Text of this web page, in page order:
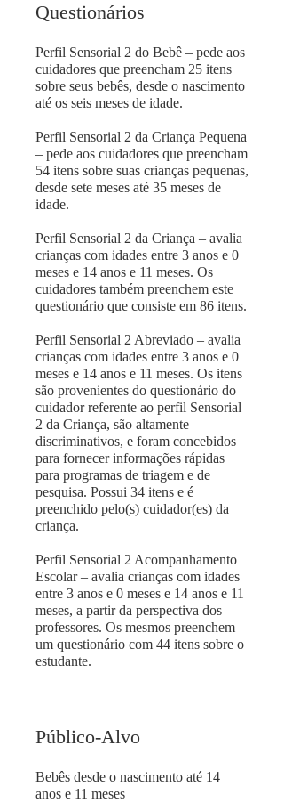
Questionários
Perfil Sensorial 2 do Bebê – pede aos
cuidadores que preencham 25 itens
sobre seus bebês, desde o nascimento
até os seis meses de idade.
Perfil Sensorial 2 da Criança Pequena
– pede aos cuidadores que preencham
54 itens sobre suas crianças pequenas,
desde sete meses até 35 meses de
idade.
Perfil Sensorial 2 da Criança – avalia
crianças com idades entre 3 anos e 0
meses e 14 anos e 11 meses. Os
cuidadores também preenchem este
questionário que consiste em 86 itens.
Perfil Sensorial 2 Abreviado – avalia
crianças com idades entre 3 anos e 0
meses e 14 anos e 11 meses. Os itens
são provenientes do questionário do
cuidador referente ao perfil Sensorial
2 da Criança, são altamente
discriminativos, e foram concebidos
para fornecer informações rápidas
para programas de triagem e de
pesquisa. Possui 34 itens e é
preenchido pelo(s) cuidador(es) da
criança.
Perfil Sensorial 2 Acompanhamento
Escolar – avalia crianças com idades
entre 3 anos e 0 meses e 14 anos e 11
meses, a partir da perspectiva dos
professores. Os mesmos preenchem
um questionário com 44 itens sobre o
estudante.
Público-Alvo
Bebês desde o nascimento até 14
anos e 11 meses